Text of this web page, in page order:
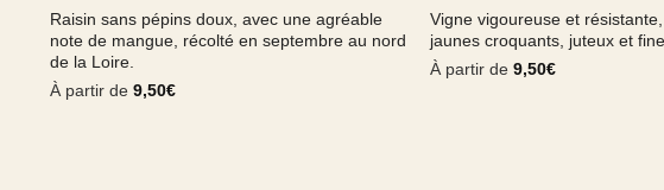
Raisin sans pépins doux, avec une agréable
note de mangue, récolté en septembre au nord
de la Loire.
À partir de 9,50€
Vigne vigoureuse et
jaunes croquants, juteux et
À partir de 9,50€